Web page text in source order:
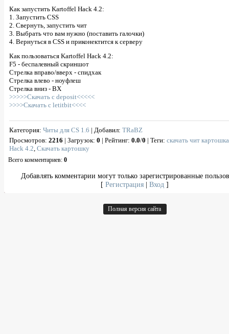
Как запустить Kartoffel Hack 4.2:
1. Запустить CSS
2. Свернуть, запустить чит
3. Выбрать что вам нужно (поставить галочки)
4. Вернуться в CSS и приконектится к серверу
Как пользоваться Kartoffel Hack 4.2:
F5 - беспалевный скриншот
Стрелка вправо/вверх - спидхак
Стрелка влево - ноуфлеш
Стрелка вниз - ВХ
>>>>>Скачать с deposit<<<<<
>>>>Скачать с letitbit<<<<
Категория: Читы для CS 1.6 | Добавил: TRaBZ
Просмотров: 2216 | Загрузок: 0 | Рейтинг: 0.0/0 | Теги: скачать чит картошка
Hack 4.2, Скачать картошку
Всего комментариев: 0
Добавлять комментарии могут только зарегистрированные
[ Регистрация | Вход ]
Полная версия сайта